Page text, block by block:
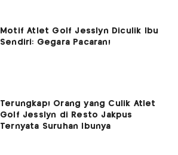
Motif Atlet Golf Jesslyn Diculik Ibu
Sendiri: Gegara Pacaran!
Terungkap! Orang yang Culik Atlet
Golf Jesslyn di Resto Jakpus
Ternyata Suruhan Ibunya